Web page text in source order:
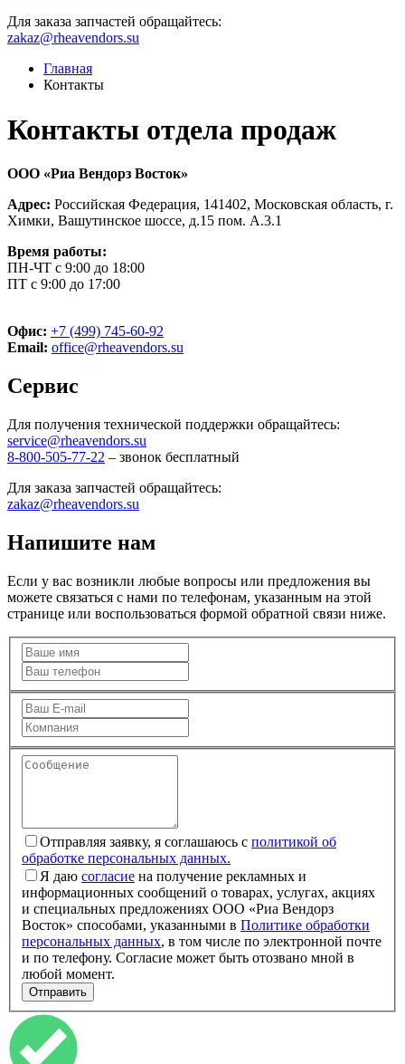
Для заказа запчастей обращайтесь:
zakaz@rheavendors.su
Главная
Контакты
Контакты отдела продаж
ООО «Риа Вендорз Восток»
Адрес: Российская Федерация, 141402, Московская область, г.
Химки, Вашутинское шоссе, д.15 пом. А.3.1
Время работы:
ПН-ЧТ с 9:00 до 18:00
ПТ с 9:00 до 17:00
Офис: +7 (499) 745-60-92
Email: office@rheavendors.su
Сервис
Для получения технической поддержки обращайтесь:
service@rheavendors.su
8-800-505-77-22 – звонок бесплатный
Для заказа запчастей обращайтесь:
zakaz@rheavendors.su
Напишите нам
Если у вас возникли любые вопросы или предложения вы
можете связаться с нами по телефонам, указанным на этой
странице или воспользоваться формой обратной связи ниже.
Отправляя заявку, я соглашаюсь с политикой об
обработке персональных данных.
Я даю согласие на получение рекламных и
информационных сообщений о товарах, услугах, акциях
и специальных предложениях ООО «Риа Вендорз
Восток» способами, указанными в Политике обработки
персональных данных, в том числе по электронной почте
и по телефону. Согласие может быть отозвано мной в
любой момент.